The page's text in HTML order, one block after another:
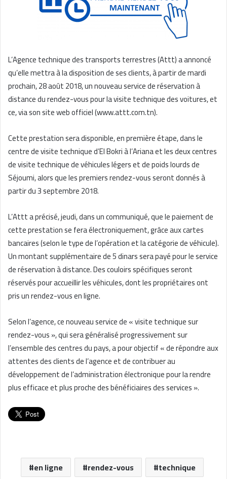
L’Agence technique des transports terrestres (Attt) a annoncé
qu’elle mettra à la disposition de ses clients, à partir de mardi
prochain, 28 août 2018, un nouveau service de réservation à
distance du rendez-vous pour la visite technique des voitures, et
ce, via son site web officiel (www.attt.com.tn).
Cette prestation sera disponible, en première étape, dans le
centre de visite technique d’El Bokri à l’Ariana et les deux centres
de visite technique de véhicules légers et de poids lourds de
Séjoumi, alors que les premiers rendez-vous seront donnés à
partir du 3 septembre 2018.
L’Attt a précisé, jeudi, dans un communiqué, que le paiement de
cette prestation se fera électroniquement, grâce aux cartes
bancaires (selon le type de l’opération et la catégorie de véhicule).
Un montant supplémentaire de 5 dinars sera payé pour le service
de réservation à distance. Des couloirs spécifiques seront
réservés pour accueillir les véhicules, dont les propriétaires ont
pris un rendez-vous en ligne.
Selon l’agence, ce nouveau service de « visite technique sur
rendez-vous », qui sera généralisé progressivement sur
l’ensemble des centres du pays, a pour objectif « de répondre aux
attentes des clients de l’agence et de contribuer au
développement de l’administration électronique pour la rendre
plus efficace et plus proche des bénéficiaires des services ».
en ligne rendez-vous technique